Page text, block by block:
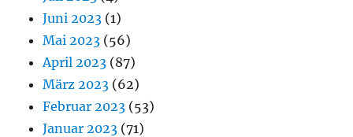
Juni 2023 (1)
Mai 2023 (56)
April 2023 (87)
März 2023 (62)
Februar 2023 (53)
Januar 2023 (71)